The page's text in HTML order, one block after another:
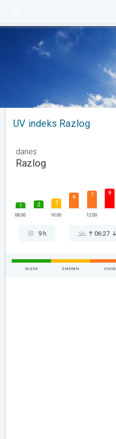
UV indeks Razlog
danes
Razlog
1
08:00
2 3
10:00
6 7
12:00
8
9 h 06:27
NIZEK ZMEREN VISOK